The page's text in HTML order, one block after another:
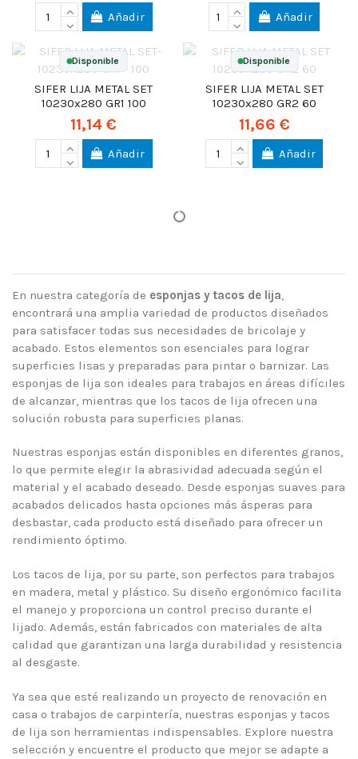
Añadir Añadir
Disponible
SIFER LIJA METAL SET
10230x280 GR1 100
11,14 €
Añadir
Disponible
SIFER LIJA METAL SET
10230x280 GR2 60
11,66 €
Añadir
En nuestra categoría de esponjas y tacos de lija
encontrará una amplia variedad de productos diseñados
para satisfacer todas sus necesidades de bricolaje y
acabado. Estos elementos son esenciales para lograr
superficies lisas y preparadas para pintar o barnizar. Las
esponjas de lija son ideales para trabajos en áreas difíciles
de alcanzar, mientras que los tacos de lija ofrecen una
solución robusta para superficies planas.
Nuestras esponjas están disponibles en diferentes granos,
lo que permite elegir la abrasividad adecuada según el
material y el acabado deseado. Desde esponjas suaves para
acabados delicados hasta opciones más ásperas para
desbastar, cada producto está diseñado para ofrecer un
rendimiento óptimo.
Los tacos de lija, por su parte, son perfectos para trabajos
en madera, metal y plástico. Su diseño ergonómico facilita
el manejo y proporciona un control preciso durante el
lijado. Además, están fabricados con materiales de alta
calidad que garantizan una larga durabilidad y resistencia
al desgaste.
Ya sea que esté realizando un proyecto de renovación en
casa o trabajos de carpintería, nuestras esponjas y tacos
de lija son herramientas indispensables. Explore nuestra
selección y encuentre el producto que mejor se adapte a